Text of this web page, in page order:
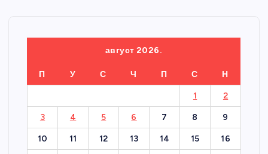
август 2026.
П У С Ч П С Н
1 2
3 4 5 6 7 8 9
10 11 12 13 14 15 16